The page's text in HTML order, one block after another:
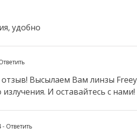
удобно
Высылаем Вам линзы
И оставайтесь с нами!
- Ответить